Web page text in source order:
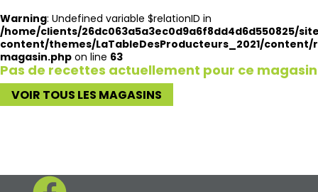
Warning: Undefined variable $relationID in
/home/clients/26dc063a5a3ec0d9a6f8dd4d6d550825/
content/themes/LaTableDesProducteurs_2021/
magasin.php on line 63
Pas de recettes actuellement pour ce magasin
VOIR TOUS LES MAGASINS